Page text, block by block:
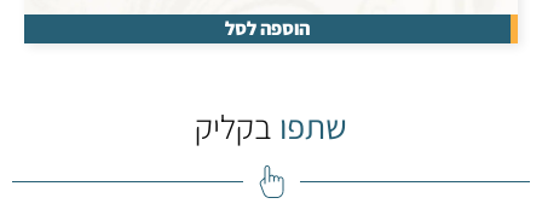
הוספה לסל
שתפו בקליק